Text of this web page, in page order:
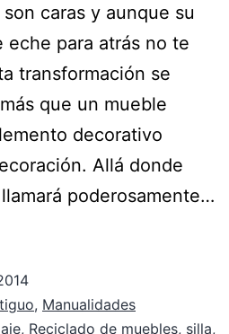
caras y aunque su
eche para atrás no te
transformación se
que un mueble
decorativo
Allá donde
poderosamente…
, Manualidades
, Reciclado de muebles, silla,